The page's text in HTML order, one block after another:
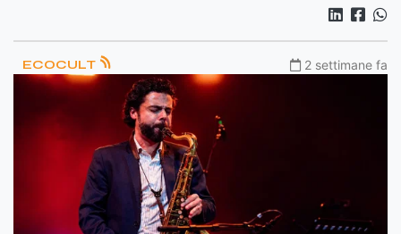
ECOCULT 2 settimane fa